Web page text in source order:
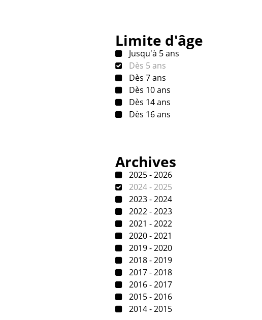
Limite d'âge
Jusqu'à 5 ans
Dès 5 ans
Dès 7 ans
Dès 10 ans
Dès 14 ans
Dès 16 ans
Archives
2025 - 2026
2024 - 2025
2023 - 2024
2022 - 2023
2021 - 2022
2020 - 2021
2019 - 2020
2018 - 2019
2017 - 2018
2016 - 2017
2015 - 2016
2014 - 2015